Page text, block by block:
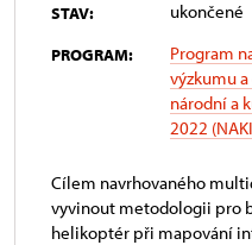
STAV: ukončené
PROGRAM:
Program
výzkumu
národní a
2022
Cílem navrhovaného
vyvinout metodologii pro
helikoptér při mapování